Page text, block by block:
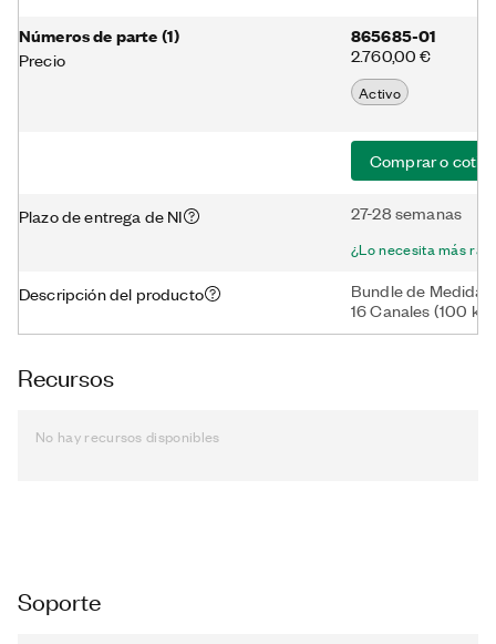
Números de parte(1)
Precio
865685-01
2.760,00 €
Activo
Comprar o
Plazo de entrega de NI 27-28 semanas
¿Lo necesita más
Descripción del producto
Bundle de
16 Canales (100
Recursos
No hay recursos disponibles
Soporte